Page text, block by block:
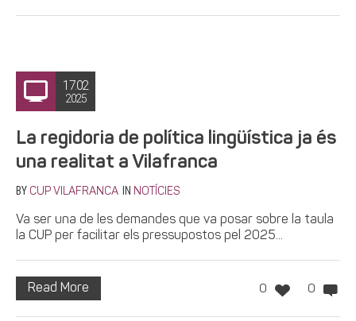
17.02
2025
La regidoria de política lingüística ja és
una realitat a Vilafranca
BY CUP VILAFRANCA IN NOTÍCIES
Va ser una de les demandes que va posar sobre la taula
la CUP per facilitar els pressupostos pel 2025...
0 0
Read More